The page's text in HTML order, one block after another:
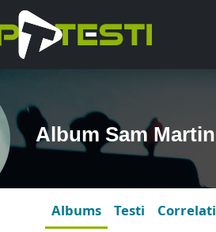
Album Sam Martin
Albums Testi Correlati